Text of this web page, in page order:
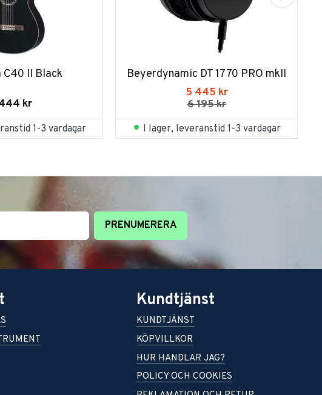
C40 II Black
kr
1-3 vardagar
Beyerdynamic DT 1770 PRO mkII
5 445 kr
6 195kr
I lager, leveranstid 1-3 vardagar
PRENUMERERA
Kundtjänst
KUNDTJÄNST
KÖPVILLKOR
HUR HANDLAR JAG?
POLICY OCH COOKIES